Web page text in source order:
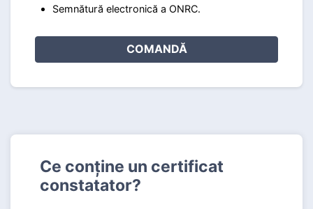
Semnătură electronică a ONRC.
COMANDĂ
Ce conține un certificat
constatator?